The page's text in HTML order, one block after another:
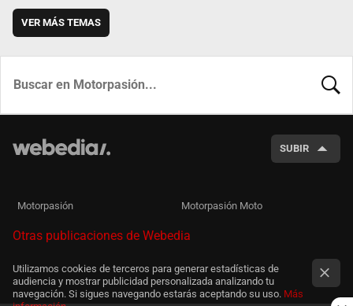
VER MÁS TEMAS
SUBIR
Motorpasión Motorpasión Moto
Otras publicaciones de Webedia
Utilizamos cookies de terceros para generar estadísticas de
audiencia y mostrar publicidad personalizada analizando tu
navegación. Si sigues navegando estarás aceptando su uso. Más